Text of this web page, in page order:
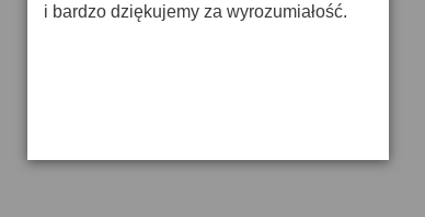
i bardzo dziękujemy za wyrozumiałość.